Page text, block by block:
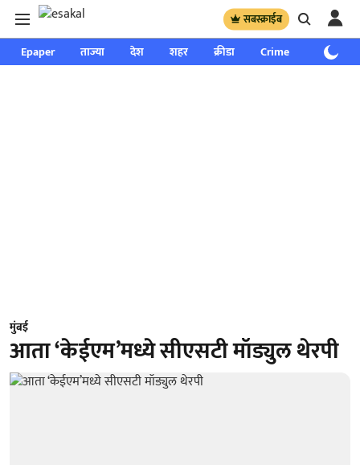
सबस्क्राईब
Epaper ताज्या देश शहर क्रीडा Crime साप्ताहिक
मुंबई
आता ‘केईएम’मध्ये सीएसटी मॉड्युल थेरपी